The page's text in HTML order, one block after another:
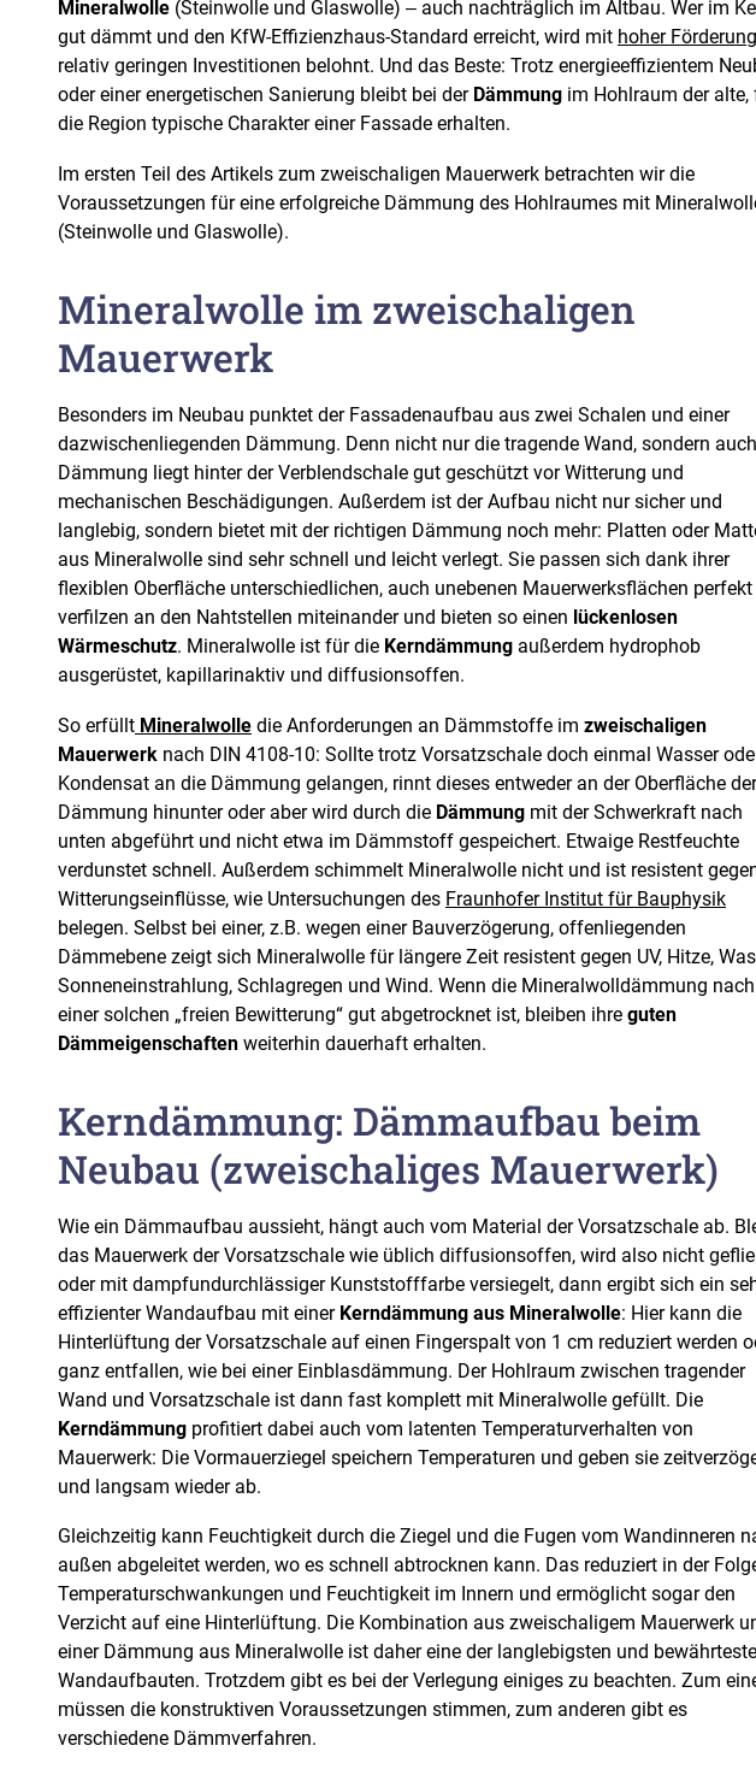
Mineralwolle (Steinwolle und Glaswolle) ‒ auch nachträglich im Altbau. Wer im
gut dämmt und den KfW-Effizienzhaus-Standard erreicht, wird mit hoher Förderung
relativ geringen Investitionen belohnt. Und das Beste: Trotz energieeffizientem
oder einer energetischen Sanierung bleibt bei der Dämmung im Hohlraum der alte,
die Region typische Charakter einer Fassade erhalten.
Im ersten Teil des Artikels zum zweischaligen Mauerwerk betrachten wir die
Voraussetzungen für eine erfolgreiche Dämmung des Hohlraumes mit
(Steinwolle und Glaswolle).
Mineralwolle im zweischaligen
Mauerwerk
Besonders im Neubau punktet der Fassadenaufbau aus zwei Schalen und einer
dazwischenliegenden Dämmung. Denn nicht nur die tragende Wand, sondern
Dämmung liegt hinter der Verblendschale gut geschützt vor Witterung und
mechanischen Beschädigungen. Außerdem ist der Aufbau nicht nur sicher und
langlebig, sondern bietet mit der richtigen Dämmung noch mehr: Platten oder
aus Mineralwolle sind sehr schnell und leicht verlegt. Sie passen sich dank ihrer
flexiblen Oberfläche unterschiedlichen, auch unebenen Mauerwerksflächen perfekt
verfilzen an den Nahtstellen miteinander und bieten so einen lückenlosen
Wärmeschutz. Mineralwolle ist für die Kerndämmung außerdem hydrophob
ausgerüstet, kapillarinaktiv und diffusionsoffen.
So erfüllt Mineralwolle die Anforderungen an Dämmstoffe im zweischaligen
Mauerwerk nach DIN 4108-10: Sollte trotz Vorsatzschale doch einmal Wasser
Kondensat an die Dämmung gelangen, rinnt dieses entweder an der Oberfläche der
Dämmung hinunter oder aber wird durch die Dämmung mit der Schwerkraft nach
unten abgeführt und nicht etwa im Dämmstoff gespeichert. Etwaige Restfeuchte
verdunstet schnell. Außerdem schimmelt Mineralwolle nicht und ist resistent
Witterungseinflüsse, wie Untersuchungen des Fraunhofer Institut für Bauphysik
belegen. Selbst bei einer, z.B. wegen einer Bauverzögerung, offenliegenden
Dämmebene zeigt sich Mineralwolle für längere Zeit resistent gegen UV, Hitze,
Sonneneinstrahlung, Schlagregen und Wind. Wenn die Mineralwolldämmung nach
einer solchen „freien Bewitterung“ gut abgetrocknet ist, bleiben ihre guten
Dämmeigenschaften weiterhin dauerhaft erhalten.
Kerndämmung: Dämmaufbau beim
Neubau (zweischaliges Mauerwerk)
Wie ein Dämmaufbau aussieht, hängt auch vom Material der Vorsatzschale ab.
das Mauerwerk der Vorsatzschale wie üblich diffusionsoffen, wird also nicht
oder mit dampfundurchlässiger Kunststofffarbe versiegelt, dann ergibt sich ein
effizienter Wandaufbau mit einer Kerndämmung aus Mineralwolle: Hier kann die
Hinterlüftung der Vorsatzschale auf einen Fingerspalt von 1 cm reduziert werden
ganz entfallen, wie bei einer Einblasdämmung. Der Hohlraum zwischen tragender
Wand und Vorsatzschale ist dann fast komplett mit Mineralwolle gefüllt. Die
Kerndämmung profitiert dabei auch vom latenten Temperaturverhalten von
Mauerwerk: Die Vormauerziegel speichern Temperaturen und geben sie
und langsam wieder ab.
Gleichzeitig kann Feuchtigkeit durch die Ziegel und die Fugen vom Wandinneren
außen abgeleitet werden, wo es schnell abtrocknen kann. Das reduziert in der
Temperaturschwankungen und Feuchtigkeit im Innern und ermöglicht sogar den
Verzicht auf eine Hinterlüftung. Die Kombination aus zweischaligem Mauerwerk
einer Dämmung aus Mineralwolle ist daher eine der langlebigsten und
Wandaufbauten. Trotzdem gibt es bei der Verlegung einiges zu beachten. Zum
müssen die konstruktiven Voraussetzungen stimmen, zum anderen gibt es
verschiedene Dämmverfahren.